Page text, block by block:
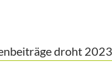
2024
droht 2023